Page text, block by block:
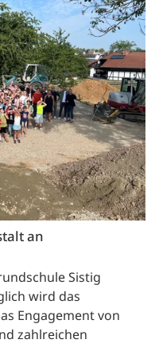
an
Sistig
wird das
Engagement von
zahlreichen